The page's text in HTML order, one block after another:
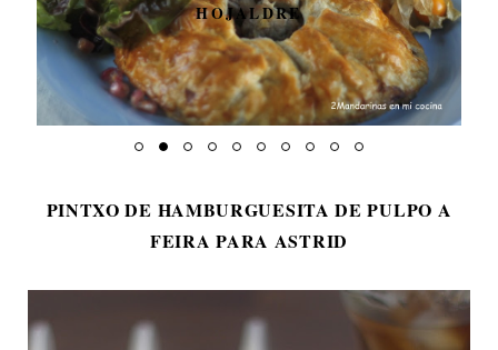
HOJALDRE
PINTXO DE HAMBURGUESITA DE PULPO A
FEIRA PARA ASTRID